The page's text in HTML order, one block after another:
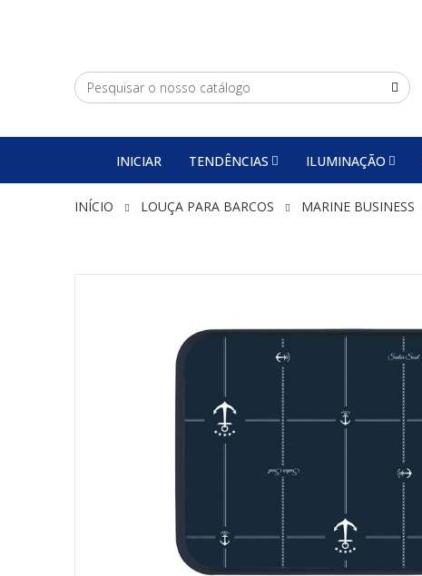
INICIAR TENDÊNCIAS ILUMINAÇÃO
INÍCIO LOUÇA PARA BARCOS MARINE BUSINESS